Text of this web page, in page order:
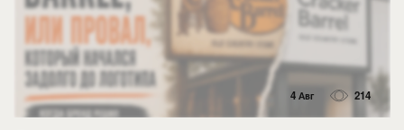
4 Авг 214